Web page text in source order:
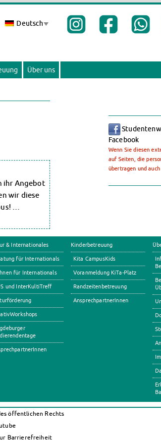
Deutsch
Über uns
Facebook
Wenn Sie diesen
auf Seiten, die
übertragen und
ihr Angebot
wir diese
…
& Internationales
für Internationals
für Internationals
und InterKultiTreff
Kinderbetreuung
Kita CampusKids
Voranmeldung KiTa-Platz
Randzeitenbetreuung
AnsprechpartnerInnen
öffentlichen Rechts
Barrierefreiheit